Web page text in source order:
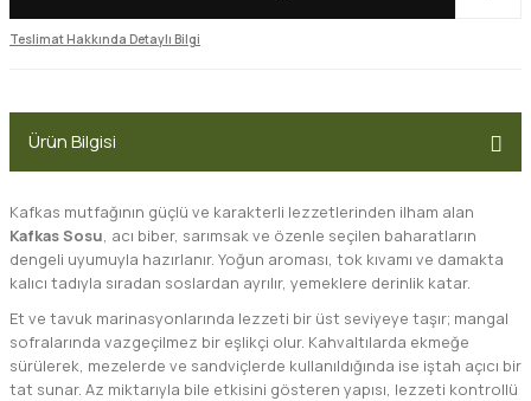
Teslimat Hakkında Detaylı Bilgi
Ürün Bilgisi
Kafkas mutfağının güçlü ve karakterli lezzetlerinden ilham alan
Kafkas Sosu, acı biber, sarımsak ve özenle seçilen baharatların
dengeli uyumuyla hazırlanır. Yoğun aroması, tok kıvamı ve damakta
kalıcı tadıyla sıradan soslardan ayrılır, yemeklere derinlik katar.
Et ve tavuk marinasyonlarında lezzeti bir üst seviyeye taşır; mangal
sofralarında vazgeçilmez bir eşlikçi olur. Kahvaltılarda ekmeğe
sürülerek, mezelerde ve sandviçlerde kullanıldığında ise iştah açıcı bir
tat sunar. Az miktarıyla bile etkisini gösteren yapısı, lezzeti kontrollü